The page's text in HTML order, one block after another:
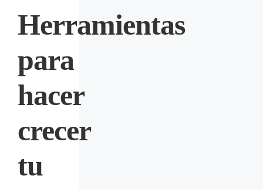
Herramientas
para
hacer
crecer
tu